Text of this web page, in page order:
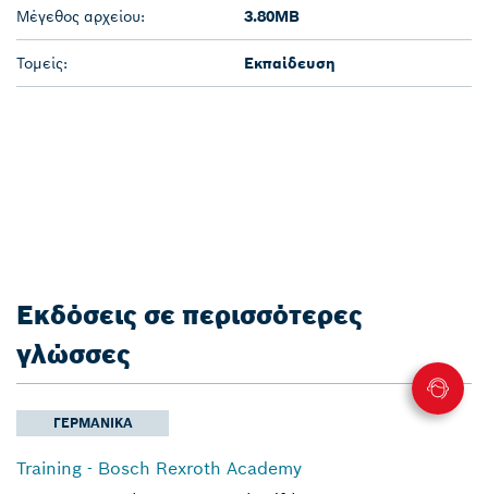
Μέγεθος αρχείου: 3.80MB
Τομείς: Εκπαίδευση
Εκδόσεις σε περισσότερες
γλώσσες
ΓΕΡΜΑΝΙΚΆ
Training - Bosch Rexroth Academy